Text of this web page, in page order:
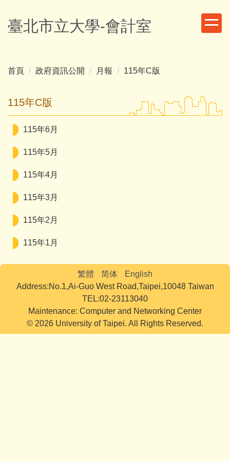
到
主
容
臺北市立大學-會計室
首頁 政府資訊公開 月報 115年C版
115年C版
115年6月
115年5月
115年4月
115年3月
115年2月
115年1月
繁體 简体
English
Address:No.1,Ai-Guo West Road,Taipei,10048 Taiwan
TEL:02-23113040
Maintenance: Computer and Networking Center
© 2026 University of Taipei. All Rights Reserved.